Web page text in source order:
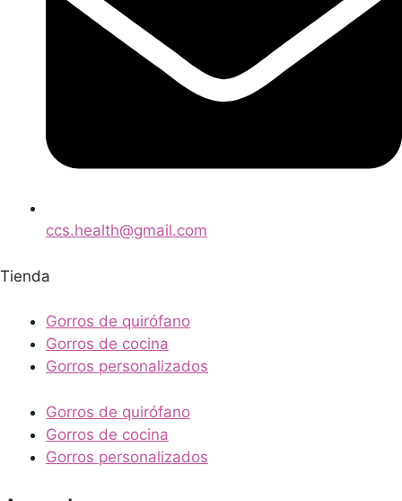
ccs.health@gmail.com
Tienda
Gorros de quirófano
Gorros de cocina
Gorros personalizados
Gorros de quirófano
Gorros de cocina
Gorros personalizados